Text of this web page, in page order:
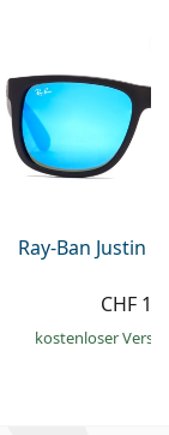
Ray-Ban Justin
CHF
kostenloser